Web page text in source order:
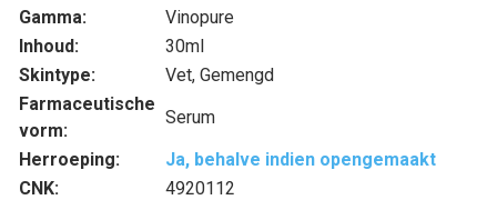
Gamma:
Vinopure
Inhoud:
30ml
Skintype:
Vet, Gemengd
Farmaceutische
vorm:
Serum
Herroeping:
Ja, behalve indien opengemaakt
CNK:
4920112